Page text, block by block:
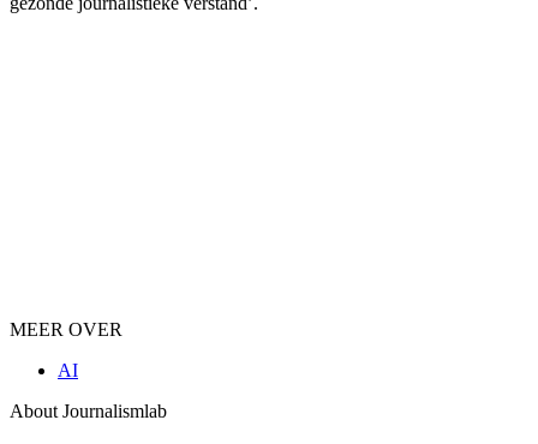
MEER OVER
AI
About Journalismlab